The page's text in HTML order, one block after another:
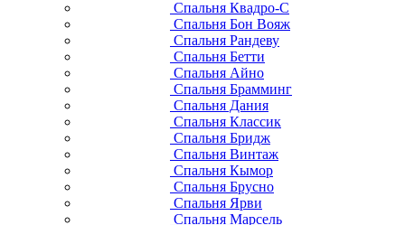
Спальня Квадро-С
Спальня Бон Вояж
Спальня Рандеву
Спальня Бетти
Спальня Айно
Спальня Брамминг
Спальня Дания
Спальня Классик
Спальня Бридж
Спальня Винтаж
Спальня Кымор
Спальня Брусно
Спальня Ярви
Спальня Марсель